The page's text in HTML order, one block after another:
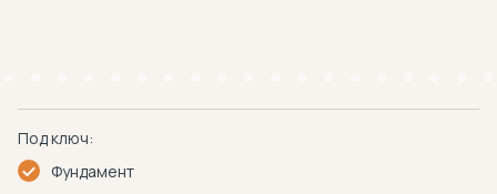
Под ключ:
Фундамент